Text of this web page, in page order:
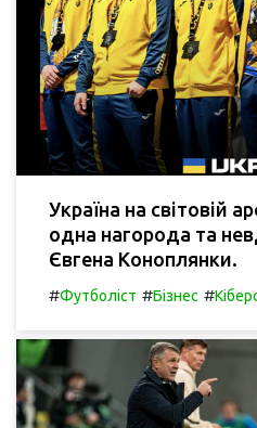
Україна на світовій
одна нагорода та
Євгена Коноплянки.
#Футболіст #Бізнес #